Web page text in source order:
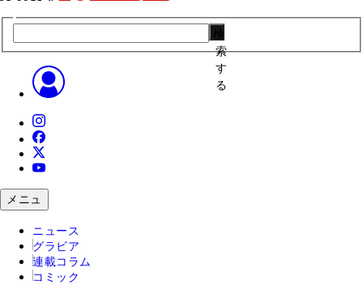
索
す
る
メニュ
ニュース
グラビア
連載コラム
コミック